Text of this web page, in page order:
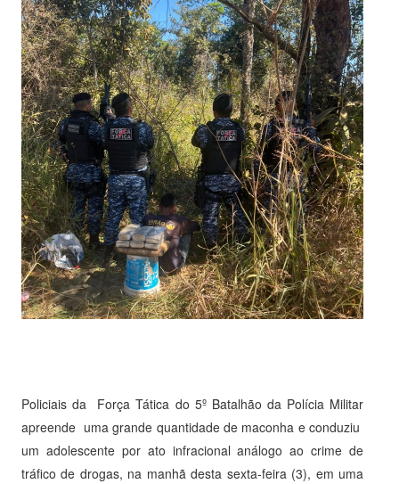
Policiais da Força Tática do 5º Batalhão da Polícia Militar
apreende uma grande quantidade de maconha e conduziu
um adolescente por ato infracional análogo ao crime de
tráfico de drogas, na manhã desta sexta-feira (3), em uma